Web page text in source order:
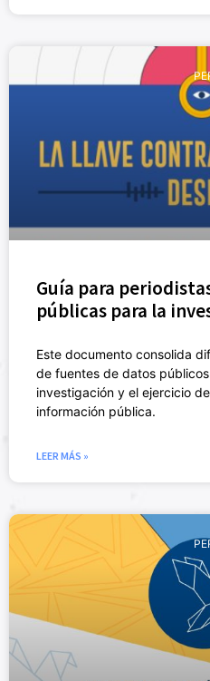
Guía para
públicas para la
Este documento consolida
de fuentes de datos
investigación y el ejercicio
información pública.
LEER MÁS »